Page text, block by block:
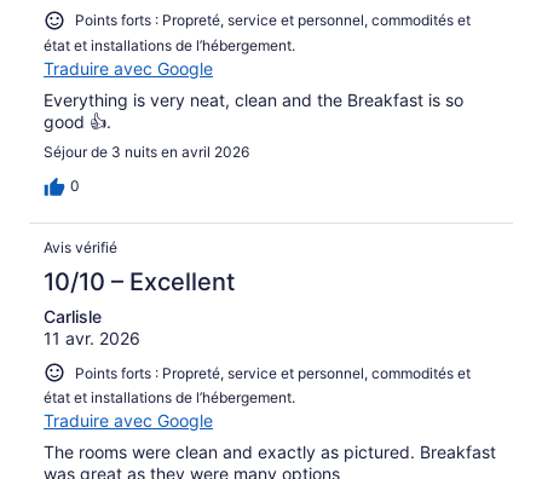
Points forts : Propreté, service et personnel, commodités et
état et installations de l’hébergement.
Traduire avec Google
Everything is very neat, clean and the Breakfast is so
good 👍.
Séjour de 3 nuits en avril 2026
0
Avis vérifié
10/10 – Excellent
Carlisle
11 avr. 2026
Points forts : Propreté, service et personnel, commodités et
état et installations de l’hébergement.
Traduire avec Google
The rooms were clean and exactly as pictured. Breakfast
was great as they were many options